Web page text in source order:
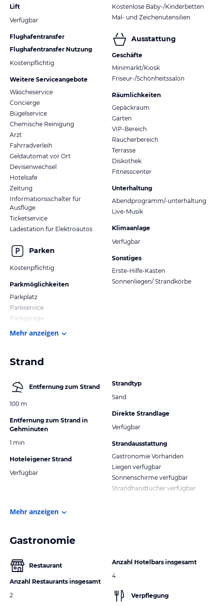
Lift
Verfügbar
Flughafentransfer
Flughafentransfer Nutzung
Kostenpflichtig
Weitere Serviceangebote
Wäscheservice
Concierge
Bügelservice
Chemische Reinigung
Arzt
Fahrradverleih
Geldautomat vor Ort
Devisenwechsel
Hotelsafe
Zeitung
Informationsschalter für
Ausflüge
Ticketservice
Ladestation für Elektroautos
Parken
Kostenpflichtig
Parkmöglichkeiten
Parkplatz
Parkservice
Parkgarage
Kostenlose Baby-/Kinderbetten
Mal- und Zeichenutensilien
Ausstattung
Geschäfte
Minimarkt/Kiosk
Friseur-/Schönheitssalon
Räumlichkeiten
Gepäckraum
Garten
VIP-Bereich
Raucherbereich
Terrasse
Diskothek
Fitnesscenter
Unterhaltung
Abendprogramm/-unterhaltung
Live-Musik
Klimaanlage
Verfügbar
Sonstiges
Erste-Hilfe-Kasten
Sonnenliegen/ Strandkörbe
Mehr anzeigen
Strand
Entfernung zum Strand
100 m
Entfernung zum Strand in
Gehminuten
1 min
Hoteleigener Strand
Verfügbar
Strandtyp
Sand
Direkte Strandlage
Verfügbar
Strandausstattung
Gastronomie Vorhanden
Liegen verfügbar
Sonnenschirme verfügbar
Strandhandtücher verfügbar
Mehr anzeigen
Gastronomie
Restaurant
Anzahl Restaurants insgesamt
2
Anzahl Hotelbars insgesamt
4
Verpflegung